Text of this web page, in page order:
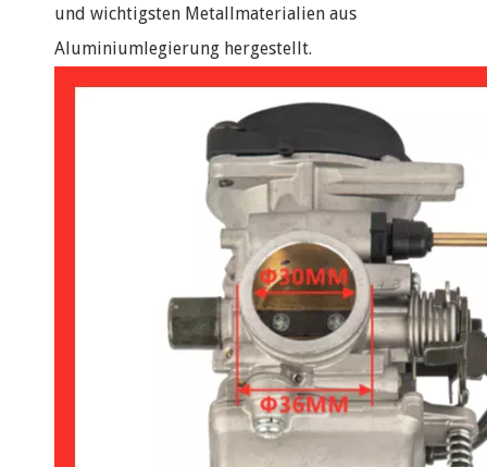
und wichtigsten Metallmaterialien aus
Aluminiumlegierung hergestellt.